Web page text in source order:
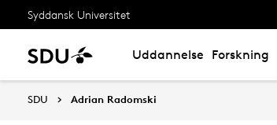
Syddansk Universitet
Uddannelse Forskning
SDU Adrian Radomski